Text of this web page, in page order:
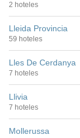
2 hoteles
Lleida Provincia
59 hoteles
Lles De Cerdanya
7 hoteles
Llivia
7 hoteles
Mollerussa